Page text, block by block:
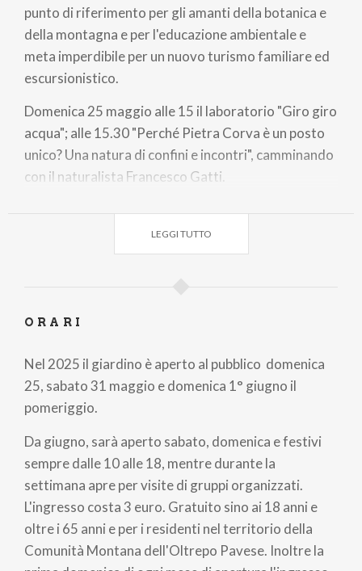
punto di riferimento per gli amanti della botanica e
della montagna e per l'educazione ambientale e
meta imperdibile per un nuovo turismo familiare ed
escursionistico.
Domenica 25 maggio alle 15 il laboratorio "Giro giro
acqua"; alle 15.30 "Perché Pietra Corva è un posto
unico? Una natura di confini e incontri", camminando
con il naturalista Francesco Gatti.
Sabato 31 maggio alle 15.30 appuntamento con "La
natura profonda dell'acqua" con Armando Gariboldi
naturalista e divulgatore scientifico dell'Unione dei
stagno"; mentre alle 15.30 il naturalista Francesco
occasione della festa della Repubblica, alle 15 il
laboratorio "Green revolution", e alle 15.30 "Caldo e
carenza d'acqua. Verso estati sempre più calde?"
Sabato 21 giugno appuntamento con la festa del
solstizio d'estate: alle 16 laboratori per bambini, alle
18 aperitivo in musica con la fisarmonica di Claudio
Piscina; alle 20 i suoni del tramonto con Francesco
Gatti.
LEGGI TUTTO
ORARI
Nel 2025 il giardino è aperto al pubblico domenica
25, sabato 31 maggio e domenica 1° giugno il
pomeriggio.
Da giugno, sarà aperto sabato, domenica e festivi
sempre dalle 10 alle 18, mentre durante la
settimana apre per visite di gruppi organizzati.
L'ingresso costa 3 euro. Gratuito sino ai 18 anni e
oltre i 65 anni e per i residenti nel territorio della
Comunità Montana dell'Oltrepo Pavese. Inoltre la